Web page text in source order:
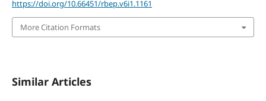
https://doi.org/10.66451/rbep.v6i1.1161
More Citation Formats
Similar Articles